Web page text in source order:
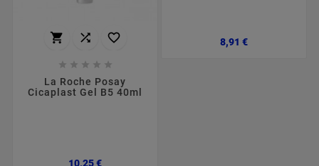
  
    
La Roche Posay
Cicaplast Gel B5 40ml
10,25 €Preço
8,91 €Preço